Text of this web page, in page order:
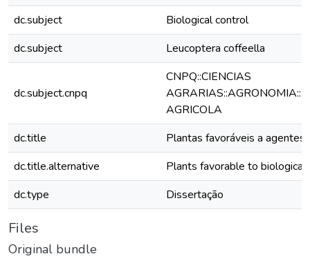
dc.subject
Biological control
dc.subject
Leucoptera coffeella
dc.subject.cnpq
CNPQ::CIENCIAS
AGRICOLA
dc.title
Plantas favoráveis a
dc.title.alternative
Plants favorable to
dc.type
Dissertação
Files
Original bundle